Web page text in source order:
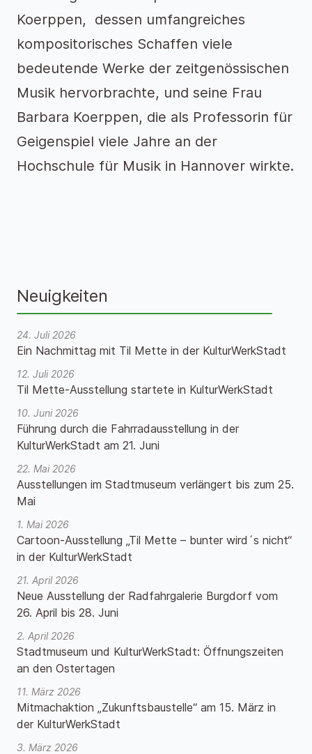
Koerppen, dessen umfangreiches
kompositorisches Schaffen viele
bedeutende Werke der zeitgenössischen
Musik hervorbrachte, und seine Frau
Barbara Koerppen, die als Professorin für
Geigenspiel viele Jahre an der
Hochschule für Musik in Hannover wirkte.
Neuigkeiten
24. Juli 2026
Ein Nachmittag mit Til Mette in der KulturWerkStadt
12. Juli 2026
Til Mette-Ausstellung startete in KulturWerkStadt
10. Juni 2026
Führung durch die Fahrradausstellung in der
KulturWerkStadt am 21. Juni
22. Mai 2026
Ausstellungen im Stadtmuseum verlängert bis zum 25.
Mai
1. Mai 2026
Cartoon-Ausstellung „Til Mette – bunter wird´s nicht“
in der KulturWerkStadt
21. April 2026
Neue Ausstellung der Radfahrgalerie Burgdorf vom
26. April bis 28. Juni
2. April 2026
Stadtmuseum und KulturWerkStadt: Öffnungszeiten
an den Ostertagen
11. März 2026
Mitmachaktion „Zukunftsbaustelle“ am 15. März in
der KulturWerkStadt
3. März 2026